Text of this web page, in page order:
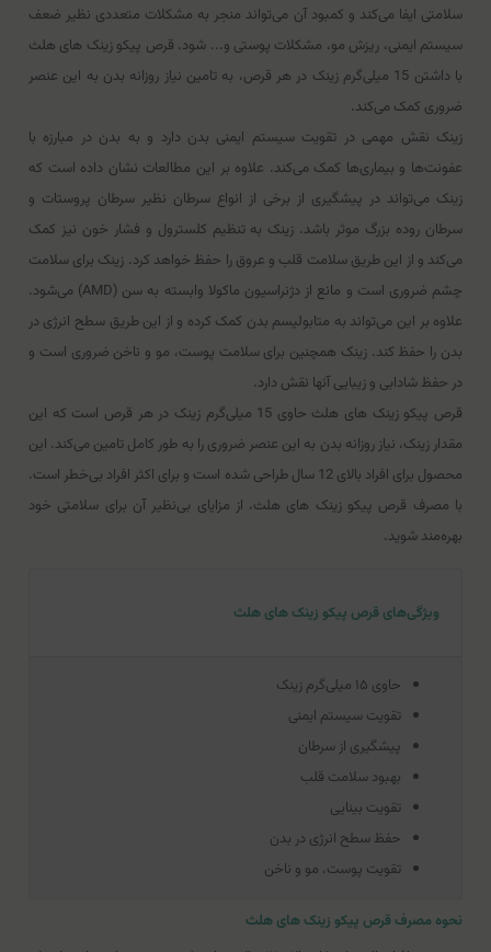
سلامتی ایفا می‌کند و کمبود آن می‌تواند منجر به مشکلات متعددی نظیر ضعف
سیستم ایمنی، ریزش مو، مشکلات پوستی و... شود. قرص پیکو زینک های هلث
با داشتن 15 میلی‌گرم زینک در هر قرص، به تامین نیاز روزانه بدن به این عنصر
ضروری کمک می‌کند.
زینک نقش مهمی در تقویت سیستم ایمنی بدن دارد و به بدن در مبارزه با
عفونت‌ها و بیماری‌ها کمک می‌کند. علاوه بر این مطالعات نشان داده است که
زینک می‌تواند در پیشگیری از برخی از انواع سرطان نظیر سرطان پروستات و
سرطان روده بزرگ موثر باشد. زینک به تنظیم کلسترول و فشار خون نیز کمک
می‌کند و از این طریق سلامت قلب و عروق را حفظ خواهد کرد. زینک برای سلامت
چشم ضروری است و مانع از دژنراسیون ماکولا وابسته به سن (AMD) می‌شود.
علاوه بر این می‌تواند به متابولیسم بدن کمک کرده و از این طریق سطح انرژی در
بدن را حفظ کند. زینک همچنین برای سلامت پوست، مو و ناخن ضروری است و
در حفظ شادابی و زیبایی آنها نقش دارد.
قرص پیکو زینک های هلث حاوی 15 میلی‌گرم زینک در هر قرص است که این
مقدار زینک، نیاز روزانه بدن به این عنصر ضروری را به طور کامل تامین می‌کند. این
محصول برای افراد بالای 12 سال طراحی شده است و برای اکثر افراد بی‌خطر است.
با مصرف قرص پیکو زینک های هلث، از مزایای بی‌نظیر آن برای سلامتی خود
بهره‌مند شوید.
ویژگی‌های قرص پیکو زینک های هلث
حاوی ۱۵ میلی‌گرم زینک
تقویت سیستم ایمنی
پیشگیری از سرطان
بهبود سلامت قلب
تقویت بینایی
حفظ سطح انرژی در بدن
تقویت پوست، مو و ناخن
نحوه مصرف قرص پیکو زینک های هلث